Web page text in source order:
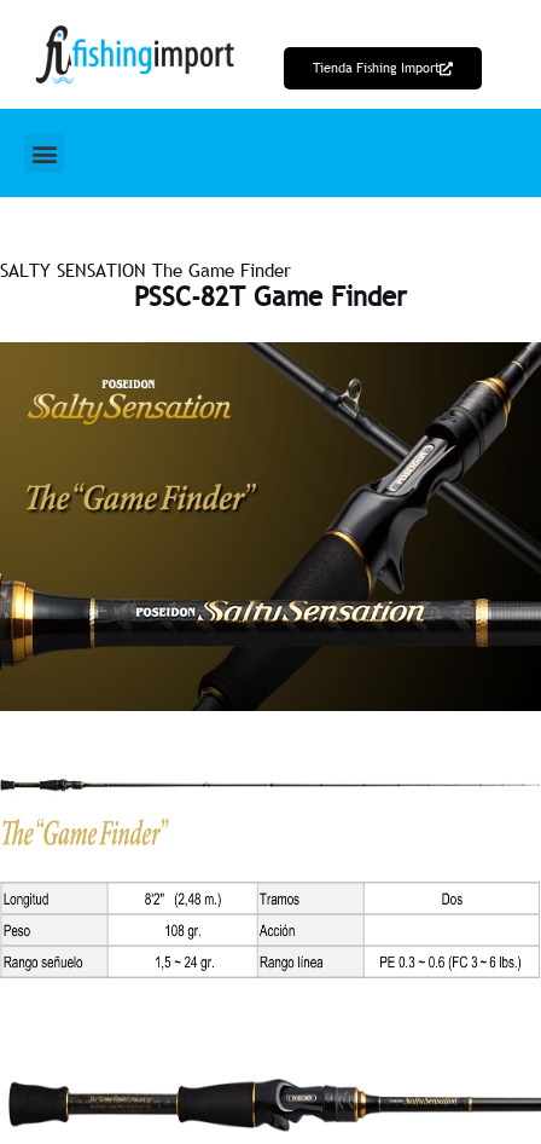
contenido
Tienda Fishing Import
SALTY SENSATION The Game Finder
PSSC-82T Game Finder